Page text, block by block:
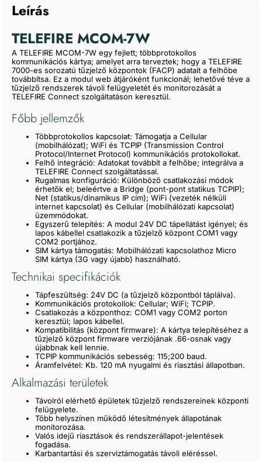
Magyar
Szoftverek
E-book
Leírás
TELEFIRE MCOM-7W
A TELEFIRE MCOM-7W egy fejlett; többprotokollos
kommunikációs kártya; amelyet arra terveztek; hogy a TELEFIRE
7000-es sorozatú tűzjelző központok (FACP) adatait a felhőbe
továbbítsa. Ez a modul web átjáróként funkcionál; lehetővé téve a
tűzjelző rendszerek távoli felügyeletét és monitorozását a
TELEFIRE Connect szolgáltatáson keresztül.
Főbb jellemzők
Többprotokollos kapcsolat: Támogatja a Cellular
(mobilhálózat); WiFi és TCPIP (Transmission Control
Protocol/Internet Protocol) kommunikációs protokollokat.
Felhő integráció: Adatokat továbbít a felhőbe; integrálva a
TELEFIRE Connect szolgáltatással.
Rugalmas konfiguráció: Különböző csatlakozási módok
érhetők el; beleértve a Bridge (pont-pont statikus TCPIP);
Net (statikus/dinamikus IP cím); WiFi (vezeték nélküli
internet kapcsolat) és Cellular (mobilhálózati kapcsolat)
üzemmódokat.
Egyszerű telepítés: A modul 24V DC tápellátást igényel; és
lapos kábellel csatlakozik a tűzjelző központ COM1 vagy
COM2 portjához.
SIM kártya támogatás: Mobilhálózati kapcsolathoz Micro
SIM kártya (3G vagy újabb) használható.
Technikai specifikációk
Tápfeszültség: 24V DC (a tűzjelző központból táplálva).
Kommunikációs protokollok: Cellular; WiFi; TCPIP.
Csatlakozás a központhoz: COM1 vagy COM2 porton
keresztül; lapos kábellel.
Kompatibilitás (központ firmware): A kártya telepítéséhez a
tűzjelző központ firmware verziójának .66-osnak vagy
újabbnak kell lennie.
TCPIP kommunikációs sebesség: 115;200 baud.
Áramfelvétel: Kb. 120 mA nyugalmi és riasztási állapotban.
Alkalmazási területek
Távolról elérhető épületek tűzjelző rendszereinek központi
felügyelete.
Több helyszínen működő létesítmények állapotának
monitorozása.
Valós idejű riasztások és rendszerállapot-jelentések
fogadása.
Karbantartási és szerviztámogatás távoli eléréssel.